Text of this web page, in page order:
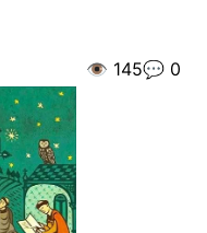
👁️ 145💬 0